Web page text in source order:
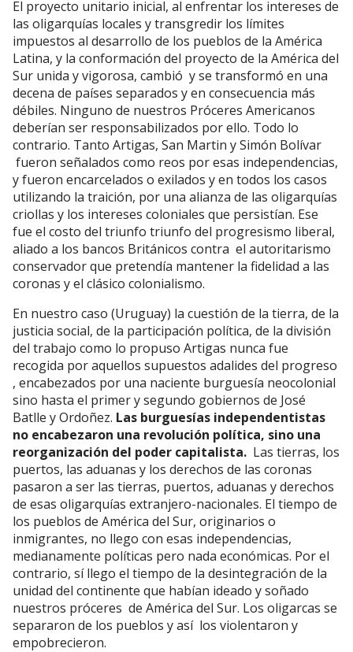
El proyecto unitario inicial, al enfrentar los intereses de
las oligarquías locales y transgredir los límites
impuestos al desarrollo de los pueblos de la América
Latina, y la conformación del proyecto de la América del
Sur unida y vigorosa, cambió y se transformó en una
decena de países separados y en consecuencia más
débiles. Ninguno de nuestros Próceres Americanos
deberían ser responsabilizados por ello. Todo lo
contrario. Tanto Artigas, San Martin y Simón Bolívar
fueron señalados como reos por esas independencias,
y fueron encarcelados o exilados y en todos los casos
utilizando la traición, por una alianza de las oligarquías
criollas y los intereses coloniales que persistían. Ese
fue el costo del triunfo triunfo del progresismo liberal,
aliado a los bancos Británicos contra el autoritarismo
conservador que pretendía mantener la fidelidad a las
coronas y el clásico colonialismo.
En nuestro caso (Uruguay) la cuestión de la tierra, de la
justicia social, de la participación política, de la división
del trabajo como lo propuso Artigas nunca fue
recogida por aquellos supuestos adalides del progreso
, encabezados por una naciente burguesía neocolonial
sino hasta el primer y segundo gobiernos de José
Batlle y Ordoñez. Las burguesías independentistas
no encabezaron una revolución política, sino una
reorganización del poder capitalista. Las tierras, los
puertos, las aduanas y los derechos de las coronas
pasaron a ser las tierras, puertos, aduanas y derechos
de esas oligarquías extranjero-nacionales. El tiempo de
los pueblos de América del Sur, originarios o
inmigrantes, no llego con esas independencias,
medianamente políticas pero nada económicas. Por el
contrario, sí llego el tiempo de la desintegración de la
unidad del continente que habían ideado y soñado
nuestros próceres de América del Sur. Los oligarcas se
separaron de los pueblos y así los violentaron y
empobrecieron.